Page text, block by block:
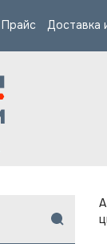
Прайс Доставка